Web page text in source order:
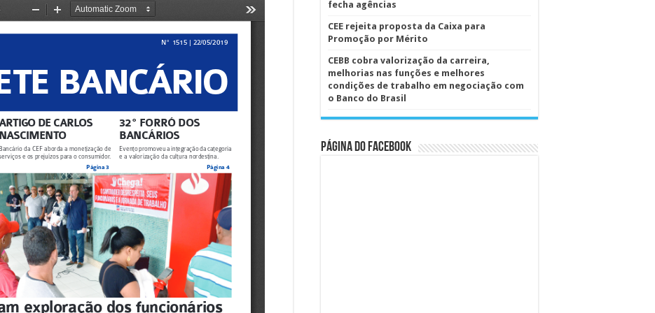
fecha agências
CEE rejeita proposta da Caixa para
Promoção por Mérito
CEBB cobra valorização da carreira,
melhorias nas funções e melhores
condições de trabalho em negociação com
o Banco do Brasil
Página do Facebook